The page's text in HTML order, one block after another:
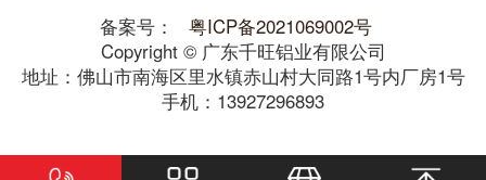
备案号：
粤ICP备2021069002号
Copyright © 广东千旺铝业有限公司
地址：佛山市南海区里水镇赤山村大同路1号内厂房1号
手机：13927296893